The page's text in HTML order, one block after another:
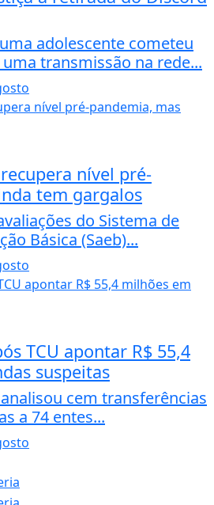
adolescente cometeu
transmissão na rede...
nível pré-
tem gargalos
do Sistema de
Básica (Saeb)...
TCU apontar R$ 55,4
suspeitas
cem transferências
a 74 entes...